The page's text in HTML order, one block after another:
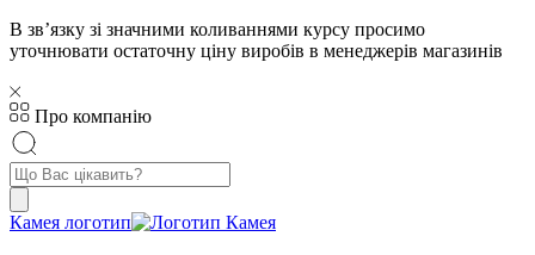
В звʼязку зі значними коливаннями курсу просимо
уточнювати остаточну ціну виробів в менеджерів магазинів
Про компанію
Пошук
товарів
Камея логотип